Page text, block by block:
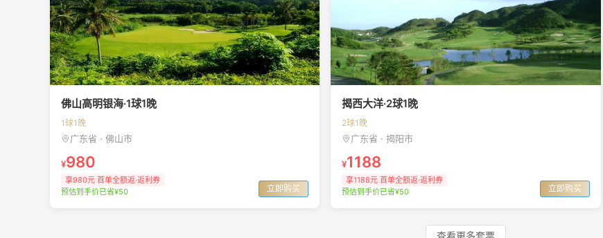
佛山高明银海·1球1晚
1球1晚
广东省 · 佛山市
¥980
享980元 首单全额返·返利券
预估到手价已省¥50
立即购买
揭西大洋·2球1晚
2球1晚
广东省 · 揭阳市
¥1188
享1188元 首单全额返·返利券
预估到手价已省¥50
立即购买